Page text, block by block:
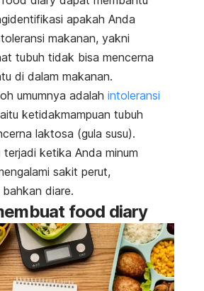
apakah Anda
makanan, yakni
tubuh tidak bisa mencerna
di dalam makanan.
umumnya adalah intoleransi
ketidakmampuan tubuh
laktosa (gula susu).
terjadi ketika Anda minum
sakit perut,
diare.
food diary